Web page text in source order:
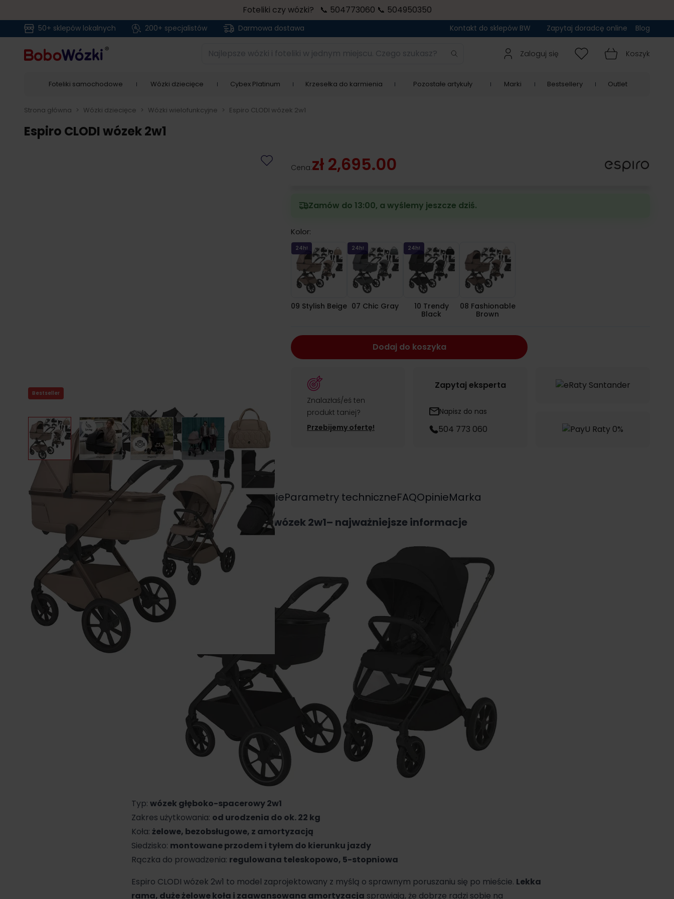
Foteliki czy wózki? 📞 504773060 📞 504950350
50+ sklepów lokalnych 200+ specjalistów Darmowa dostawa Kontakt do sklepów BW Zapytaj doradcę online Blog
Najlepsze wózki i foteliki w jednym miejscu. Czego szukasz? Zaloguj się Koszyk
Foteliki samochodowe Wózki dziecięce Cybex Platinum Krzesełka do karmienia Pozostałe artykuły Marki Bestsellery Outlet
Strona główna > Wózki dziecięce > Wózki wielofunkcyjne > Espiro CLODI wózek 2w1
Espiro CLODI wózek 2w1
Bestseller
Cena:zł 2,695.00
Zamów do 13:00, a wyślemy jeszcze dziś.
Kolor:
24h! 09 Stylish Beige
09 Stylish Beige
24h! 07 Chic Gray
07 Chic Gray
24h! 10 Trendy Black
10 Trendy
Black
08 Fashionable Brown
08 Fashionable
Brown
Dodaj do koszyka
Znalazłaś/eś ten
produkt taniej?
Przebijemy ofertę!
Zapytaj eksperta
Napisz do nas
504 773 060
Opis
Espiro CLODI wózek 2w1– najważniejsze informacje
Typ: wózek głęboko-spacerowy 2w1
Zakres użytkowania: od urodzenia do ok. 22 kg
Koła: żelowe, bezobsługowe, z amortyzacją
Siedzisko: montowane przodem i tyłem do kierunku jazdy
Rączka do prowadzenia: regulowana teleskopowo, 5-stopniowa
Espiro CLODI wózek 2w1 to model zaprojektowany z myślą o sprawnym poruszaniu się po mieście. Lekka
rama, duże żelowe koła i zaawansowana amortyzacja sprawiają, że dobrze radzi sobie na
WyposażenieParametry techniczneFAQOpinieMarka